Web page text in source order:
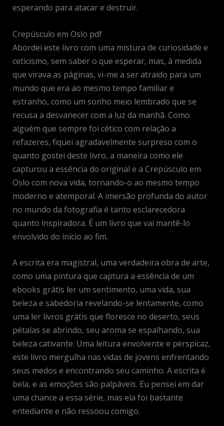
esperando para atacar e destruir.
Crepúsculo em Oslo pdf
Abordei este livro com uma mistura de curiosidade e
ceticismo, sem saber o que esperar, mas, à medida
que virava as páginas, vi-me a ser atraído para um
mundo que era ao mesmo tempo familiar e
estranho, como um sonho meio lembrado que se
recusa a desvanecer com a luz da manhã. Como
alguém que sempre foi cético com relação a
refazeres, fiquei agradavelmente surpreso com o
quanto gostei deste livro, a maneira como ele
capturou a essência do original e a Crepúsculo em
Oslo com nova vida, tornando-o ao mesmo tempo
moderno e atemporal. A imersão profunda do autor
no mundo da fotografia é tanto esclarecedora
quanto inspiradora. É um livro que vai mantê-lo
envolvido do início ao fim.
A escrita era magistral, uma verdadeira obra de arte,
como uma pintura que captura a essência de um
ebooks grátis ler um sentimento, uma vida, sua
beleza e sabedoria revelando-se lentamente, como
uma ler livros grátis que floresce no deserto, seus
pétalas se abrindo, seu aroma se espalhando, sua
beleza cativante. Uma leitura envolvente e perspicaz,
este livro mergulha nas vidas de jovens enfrentando
seus medos e encontrando seu caminho. A escrita é
bela, e as emoções são palpáveis. Eu pensei em dar
uma chance a essa série, mas ela foi bastante
entediante e não ressoou comigo.